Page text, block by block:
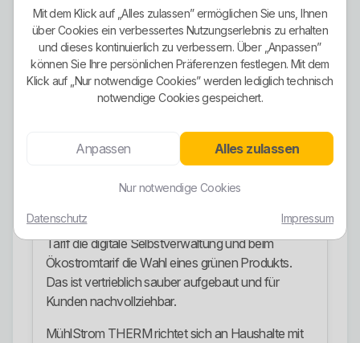
grünen Strom will, muss also wirklich im passenden
Ökostromprodukt landen und nicht blind
irgendeinen Standardtarif abschließen.
Stromangebote
Haushaltsstromtarife, ein Online-Tarif, ein
Ökostromtarif, ein Treue-Tarif sowie Heizstrom für
wird längere Kundentreue belohnt, beim Online-
Tarif die digitale Selbstverwaltung und beim
Ökostromtarif die Wahl eines grünen Produkts.
Das ist vertrieblich sauber aufgebaut und für
Kunden nachvollziehbar.
MühlStrom THERM richtet sich an Haushalte mit
Mit dem Klick auf „Alles zulassen” ermöglichen Sie uns, Ihnen
über Cookies ein verbessertes Nutzungserlebnis zu erhalten
und dieses kontinuierlich zu verbessern. Über „Anpassen”
können Sie Ihre persönlichen Präferenzen festlegen. Mit dem
Klick auf „Nur notwendige Cookies” werden lediglich technisch
notwendige Cookies gespeichert.
Anpassen Alles zulassen
Nur notwendige Cookies
Datenschutz Impressum